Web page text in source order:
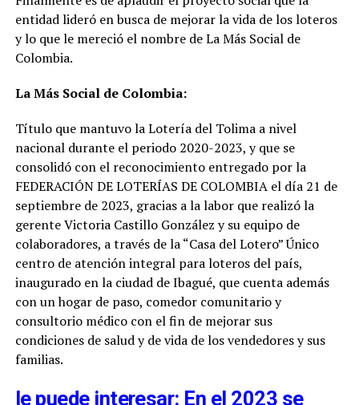
entidad lideró en busca de mejorar la vida de los loteros
y lo que le mereció el nombre de La Más Social de
Colombia.
La Más Social de Colombia:
Título que mantuvo la Lotería del Tolima a nivel
nacional durante el periodo 2020-2023, y que se
consolidó con el reconocimiento entregado por la
FEDERACIÓN DE LOTERÍAS DE COLOMBIA el día 21 de
septiembre de 2023, gracias a la labor que realizó la
gerente Victoria Castillo González y su equipo de
colaboradores, a través de la “Casa del Lotero” Único
centro de atención integral para loteros del país,
inaugurado en la ciudad de Ibagué, que cuenta además
con un hogar de paso, comedor comunitario y
consultorio médico con el fin de mejorar sus
condiciones de salud y de vida de los vendedores y sus
familias.
le puede interesar: En el 2023 se